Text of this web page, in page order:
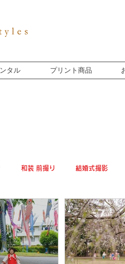
タル プリント商品
和装 前撮り 結婚式撮影
フォトウェディング